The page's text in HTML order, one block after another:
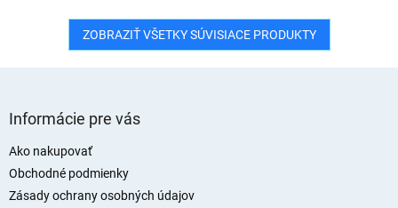
ZOBRAZIŤ VŠETKY SÚVISIACE PRODUKTY
Informácie pre vás
Ako nakupovať
Obchodné podmienky
Zásady ochrany osobných údajov